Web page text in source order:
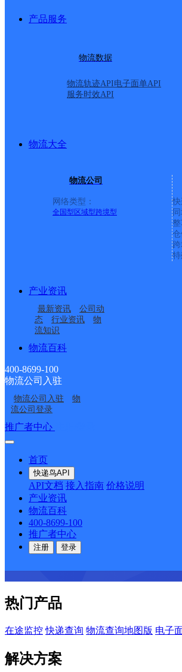
产品服务
物流数据
物流轨迹API电子面单API
服务时效API
物流大全
物流公司
网络类型：
全国型 区域型跨境型
快
整
仓
跨
特
产业资讯
最新资讯
公司动
态
行业资讯
物
流知识
物流百科
400-8699-100
物流公司入驻
物流公司入驻
物
流公司登录
推广者中心
首页
快递鸟API
API文档 接入指南 价格说明
产业资讯
物流百科
400-8699-100
推广者中心
注册 登录
首页
顺丰速运
白沙牙叉桥南居民区营业点
可克达拉市营业点
顺丰速运陵水英州英环东路营业点
顺丰速运昌江石碌人民北路营业点
电
专业团队 方案定制
企业系统级物流解决方案
节省99%研发成本
荣誉成果
国家高新技术企业 荣获《中国
热门产品
在途监控 快递查询 物流查询地图版 电子
解决方案